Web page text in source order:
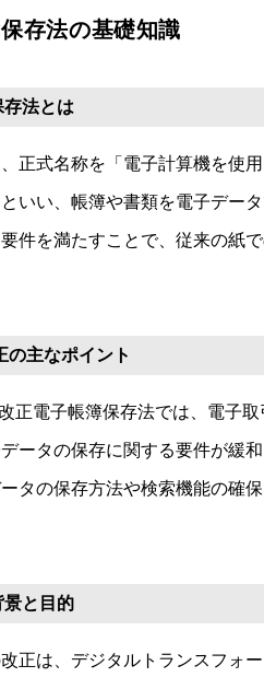
存法の基礎知識
存法とは
正式名称を「電子計算機を使
いい、帳簿や書類を電子デー
件を満たすことで、従来の紙
の主なポイント
正電子帳簿保存法では、電子
ータの保存に関する要件が緩
タの保存方法や検索機能の確
景と目的
正は、デジタルトランスフォ